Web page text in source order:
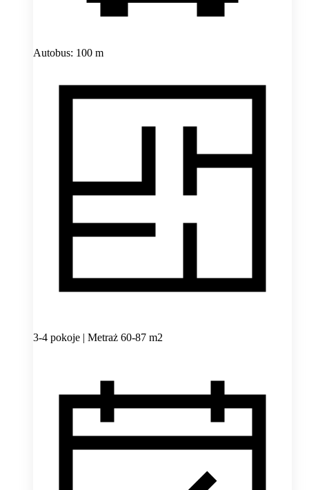
Autobus: 100 m
3-4 pokoje | Metraż 60-87 m2